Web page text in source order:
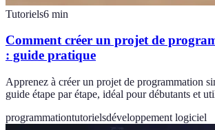
Tutoriels6 min
Comment créer un projet de
: guide pratique
Apprenez à créer un projet de programmation
guide étape par étape, idéal pour débutants et
programmationtutorielsdéveloppement logiciel